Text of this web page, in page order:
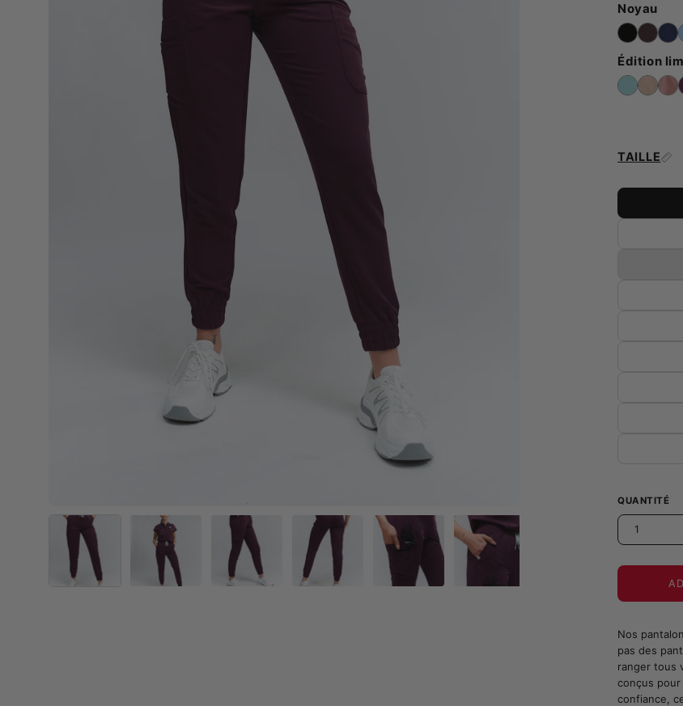
Noyau
Édition
TAILLE
QUANTITÉ
1
Nos
pas des
ranger tous
conçus
confiance,